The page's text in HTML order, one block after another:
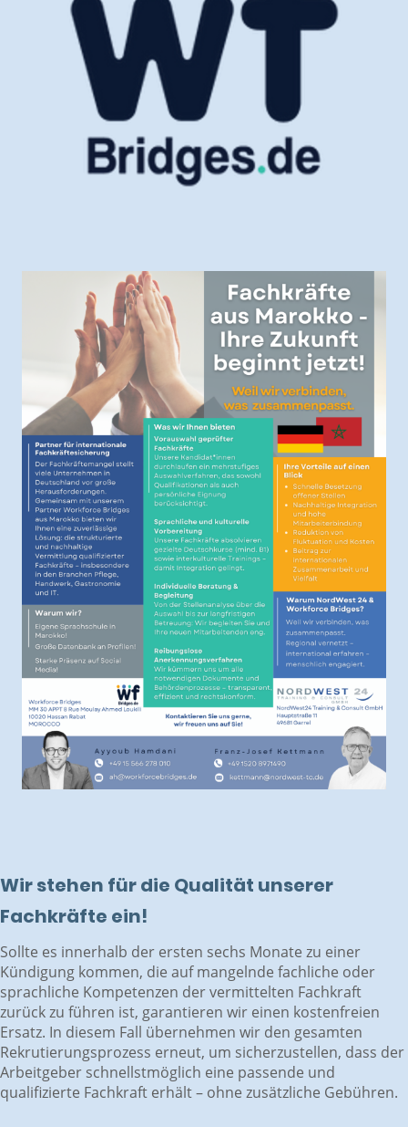
Wir stehen für die Qualität unserer
Fachkräfte ein!
Sollte es innerhalb der ersten sechs Monate zu einer
Kündigung kommen, die auf mangelnde fachliche oder
sprachliche Kompetenzen der vermittelten Fachkraft
zurück zu führen ist, garantieren wir einen kostenfreien
Ersatz. In diesem Fall übernehmen wir den gesamten
Rekrutierungsprozess erneut, um sicherzustellen, dass der
Arbeitgeber schnellstmöglich eine passende und
qualifizierte Fachkraft erhält – ohne zusätzliche Gebühren.